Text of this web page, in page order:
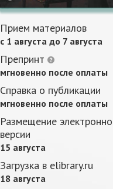
Прием материалов
c 1 августа до 7 августа
Препринт
мгновенно после оплаты
Справка о публикации
мгновенно после оплаты
Размещение
версии
15 августа
Загрузка в elibrary.ru
18 августа